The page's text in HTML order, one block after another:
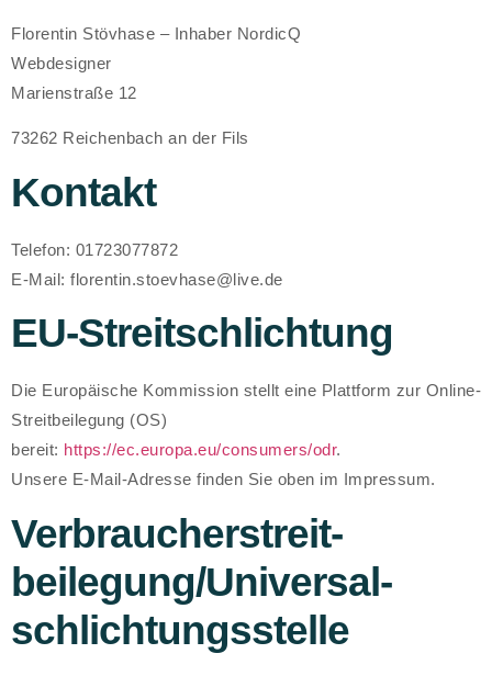
Florentin Stövhase – Inhaber NordicQ
Webdesigner
Marienstraße 12
73262 Reichenbach an der Fils
Kontakt
Telefon: 01723077872
E-Mail: florentin.stoevhase@live.de
EU-Streitschlichtung
Die Europäische Kommission stellt eine Plattform zur Online-
Streitbeilegung (OS)
bereit: https://ec.europa.eu/consumers/odr.
Unsere E-Mail-Adresse finden Sie oben im Impressum.
Verbraucher­streit­
beilegung/Universal­
schlichtungs­stelle